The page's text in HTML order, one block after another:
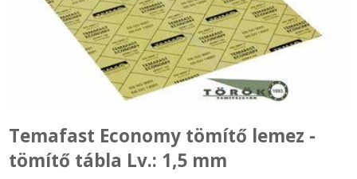
Temafast Economy tömítő lemez -
tömítő tábla Lv.: 1,5 mm